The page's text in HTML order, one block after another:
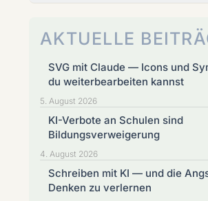
AKTUELLE
SVG mit Claude — Icons und
du weiterbearbeiten kannst
5. August 2026
KI-Verbote an Schulen sind
Bildungsverweigerung
4. August 2026
Schreiben mit KI — und die
Denken zu verlernen